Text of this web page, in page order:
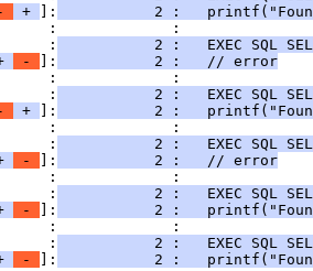
+ ]:
2 :
:             :
:
2 :   EXEC SQL
- ]:
           2 :   // error
:             :
:
2 :   EXEC SQL
+ ]:
2 :
:             :
:
2 :   EXEC SQL
- ]:
           2 :   // error
:             :
:
2 :   EXEC SQL
- ]:
2 :
:             :
:
2 :   EXEC SQL
- ]:
2 :